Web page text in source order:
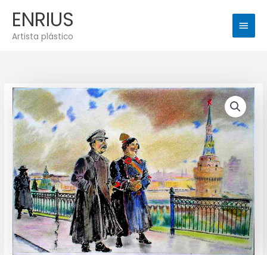
contenido
ENRIUS
Artista plástico